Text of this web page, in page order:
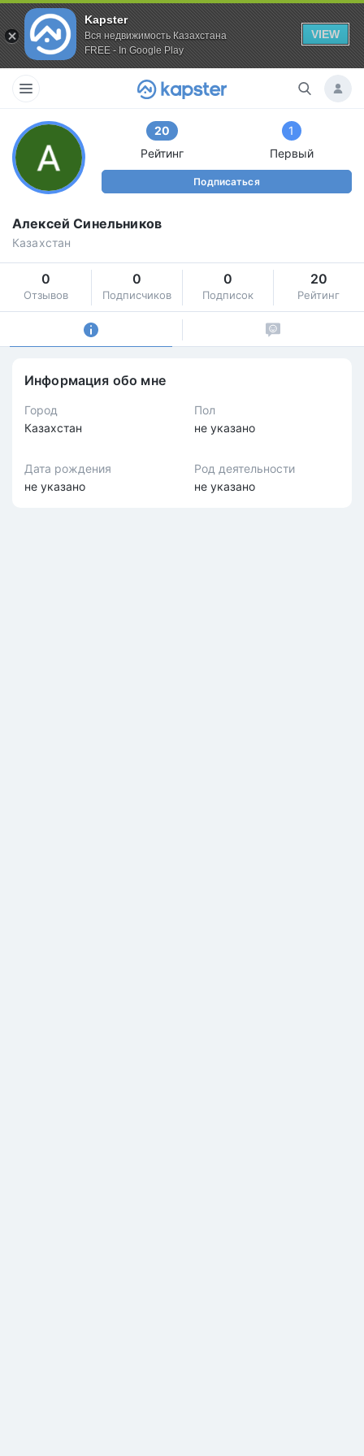
Kapster
Вся недвижимость Казахстана
FREE - In Google Play
VIEW
20
Рейтинг
1
Первый
Подписаться
Алексей Синельников
Казахстан
0
Отзывов
0
Подписчиков
0
Подписок
20
Рейтинг
Информация обо мне
Город
Казахстан
Пол
не указано
Дата рождения
не указано
Род деятельности
не указано